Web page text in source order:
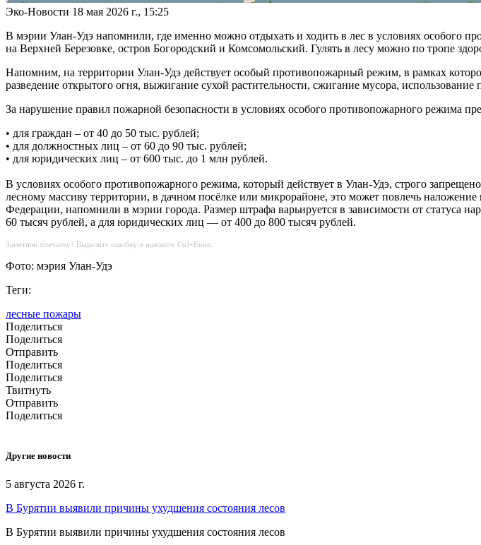
Эко-Новости 18 мая 2026 г., 15:25
В мэрии Улан-Удэ напомнили, где именно можно отдыхать и ходить в лес в условиях особого
на Верхней Березовке, остров Богородский и Комсомольский. Гулять в лесу можно по тропе
Напомним, на территории Улан-Удэ действует особый противопожарный режим, в рамках
разведение открытого огня, выжигание сухой растительности, сжигание мусора,
За нарушение правил пожарной безопасности в условиях особого противопожарного режима
• для граждан – от 40 до 50 тыс. рублей;
• для должностных лиц – от 60 до 90 тыс. рублей;
• для юридических лиц – от 600 тыс. до 1 млн рублей.
В условиях особого противопожарного режима, который действует в Улан-Удэ, строго
лесному массиву территории, в дачном посёлке или микрорайоне, это может повлечь
Федерации, напомнили в мэрии города. Размер штрафа варьируется в зависимости от статуса
60 тысяч рублей, а для юридических лиц — от 400 до 800 тысяч рублей.
Заметили опечатку? Выделите ошибку и нажмите Ctrl+Enter.
Фото: мэрия Улан-Удэ
Теги:
лесные пожары
Поделиться
Поделиться
Отправить
Поделиться
Поделиться
Твитнуть
Отправить
Поделиться
Другие новости
5 августа 2026 г.
В Бурятии выявили причины ухудшения состояния лесов
В Бурятии выявили причины ухудшения состояния лесов